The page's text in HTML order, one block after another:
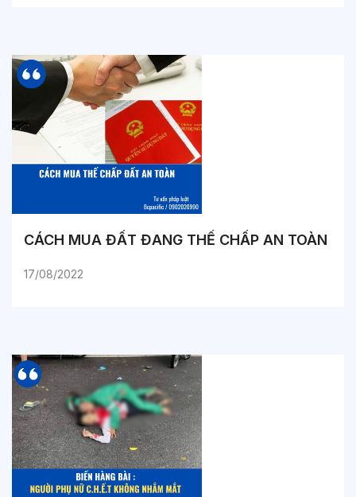
CÁCH MUA ĐẤT ĐANG THẾ CHẤP AN TOÀN
17/08/2022